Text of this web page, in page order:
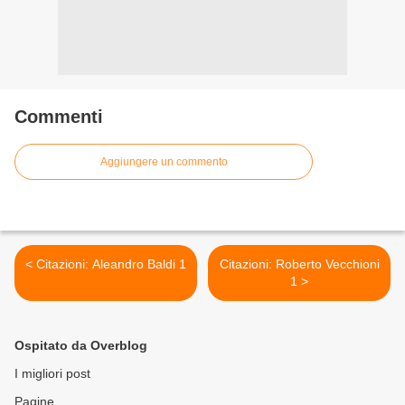
Commenti
Aggiungere un commento
< Citazioni: Aleandro Baldi 1
Citazioni: Roberto Vecchioni
1 >
Ospitato da Overblog
I migliori post
Pagine